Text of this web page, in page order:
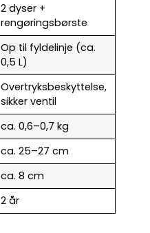
2 dyser +
rengøringsbørste
Op til fyldelinje (ca.
0,5 L)
Overtryksbeskyttelse,
sikker ventil
ca. 0,6–0,7 kg
ca. 25–27 cm
ca. 8 cm
2 år